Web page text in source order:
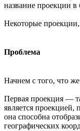
название проекции в
Некоторые
Проблема
Начнем с того, что
Первая проекция —
является
она способна
географических